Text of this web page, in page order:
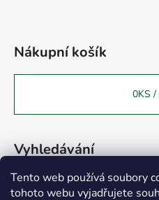
Tento web používá soubory
tohoto webu vyjadřujete
Nákupní košík
0KS /
Vyhledávání